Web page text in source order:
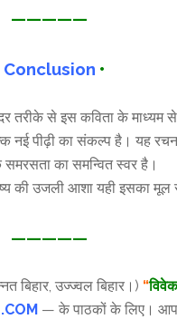
—————
Conclusion •
तरीके से इस कविता के
नई पीढ़ी का संकल्प है। यह
का समन्वित स्वर है।
की उजली आशा यही इसका
—————
बिहार, उज्ज्वल बिहार।) “
— के पाठकों के लिए।